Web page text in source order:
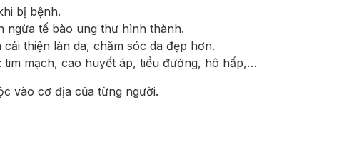
bị bệnh.
ngừa tế bào ung thư hình thành.
thiện làn da, chăm sóc da đẹp hơn.
mạch, cao huyết áp, tiểu đường, hô hấp,…
vào cơ địa của từng người.